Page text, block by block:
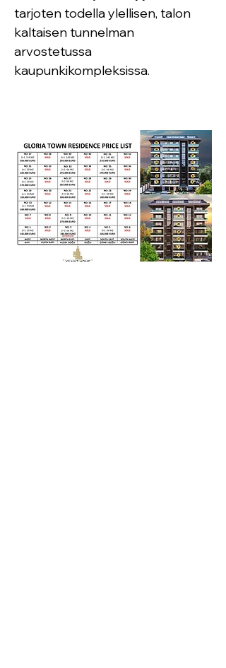
tarjoten todella ylellisen, talon
kaltaisen tunnelman
arvostetussa
kaupunkikompleksissa.